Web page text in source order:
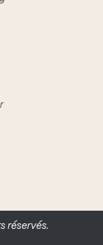
réservés.